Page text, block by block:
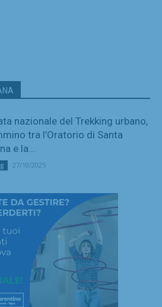
nazionale del Trekking urbano,
tra l’Oratorio di Santa
e la...
27/10/2025